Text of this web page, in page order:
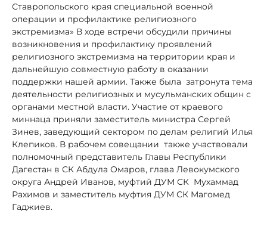
Ставропольского края специальной военной
операции и профилактике религиозного
экстремизма» В ходе встречи обсудили причины
возникновения и профилактику проявлений
религиозного экстремизма на территории края и
дальнейшую совместную работу в оказании
поддержки нашей армии. Также была затронута тема
деятельности религиозных и мусульманских общин с
органами местной власти. Участие от краевого
миннаца приняли заместитель министра Сергей
Зинев, заведующий сектором по делам религий Илья
Клепиков. В рабочем совещании также участвовали
полномочный представитель Главы Республики
Дагестан в СК Абдула Омаров, глава Левокумского
округа Андрей Иванов, муфтий ДУМ СК Мухаммад
Рахимов и заместитель муфтия ДУМ СК Магомед
Гаджиев.